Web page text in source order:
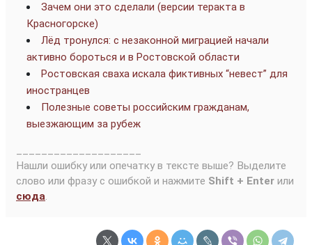
Зачем они это сделали (версии теракта в
Красногорске)
Лёд тронулся: с незаконной миграцией начали
активно бороться и в Ростовской области
Ростовская сваха искала фиктивных “невест” для
иностранцев
Полезные советы российским гражданам,
выезжающим за рубеж
Нашли ошибку или опечатку в тексте выше? Выделите
слово или фразу с ошибкой и нажмите Shift + Enter или
сюда.